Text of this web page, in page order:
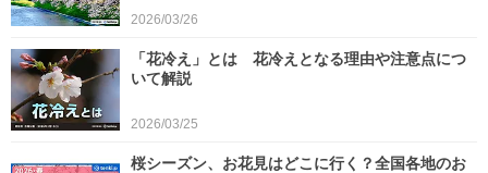
2026/03/26
「花冷え」とは 花冷えとなる理由や注意点につ
いて解説
2026/03/25
桜シーズン、お花見はどこに行く？全国各地のお